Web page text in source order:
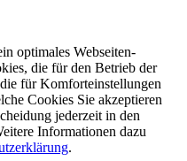
optimales Webseiten-
die für den Betrieb der
für Komforteinstellungen
Cookies Sie akzeptieren
jederzeit in den
Informationen dazu
.